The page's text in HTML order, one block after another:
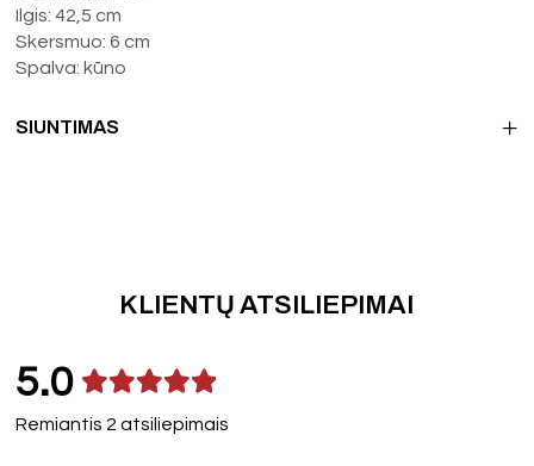
Ilgis: 42,5 cm
Skersmuo: 6 cm
Spalva: kūno
SIUNTIMAS
KLIENTŲ ATSILIEPIMAI
5.0
Remiantis 2 atsiliepimais